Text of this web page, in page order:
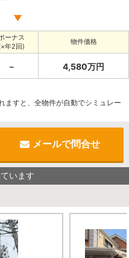
ーナス
年2回)
物件価格
－ 4,580万円
ますと、全物件が自動でシミュレー
メールで問合せ
います